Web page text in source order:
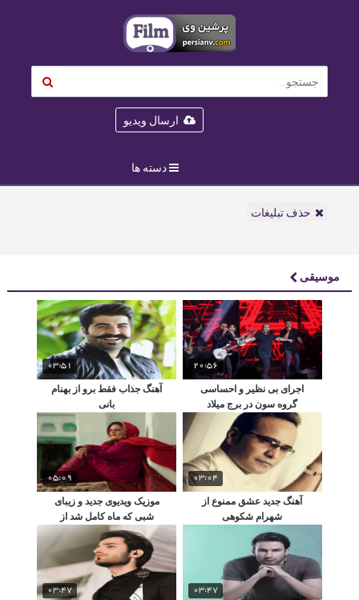
ارسال ویدیو
دسته ها
حذف تبلیغات
موسیقی
20:56
اجرای بی نظیر و احساسی
گروه سون در برج میلاد
03:51
آهنگ جذاب فقط برو از بهنام
بانی
03:04
آهنگ جدید عشق ممنوع از
شهرام شکوهی
05:09
موزیک ویدیوی جدید و زیبای
شبی که ماه کامل شد از
محسن چاووشی
03:47
03:47